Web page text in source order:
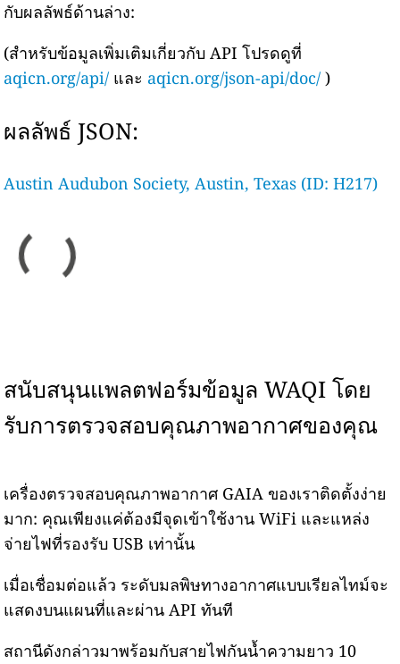
กับผลลัพธ์ด้านล่าง:
(สำหรับข้อมูลเพิ่มเติมเกี่ยวกับ API โปรดดูที่
aqicn.org/api/ และ aqicn.org/json-api/doc/ )
ผลลัพธ์ JSON:
Austin Audubon Society, Austin, Texas (ID: H217)
สนับสนุนแพลตฟอร์มข้อมูล WAQI โดย
รับการตรวจสอบคุณภาพอากาศของคุณ
เครื่องตรวจสอบคุณภาพอากาศ GAIA ของเราติดตั้งง่าย
มาก: คุณเพียงแค่ต้องมีจุดเข้าใช้งาน WiFi และแหล่ง
จ่ายไฟที่รองรับ USB เท่านั้น
เมื่อเชื่อมต่อแล้ว ระดับมลพิษทางอากาศแบบเรียลไทม์จะ
แสดงบนแผนที่และผ่าน API ทันที
สถานีดังกล่าวมาพร้อมกับสายไฟกันน้ำความยาว 10